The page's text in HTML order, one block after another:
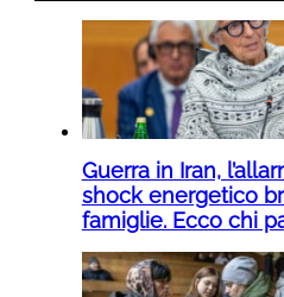
Guerra in Iran,
shock energetico
famiglie. Ecco chi